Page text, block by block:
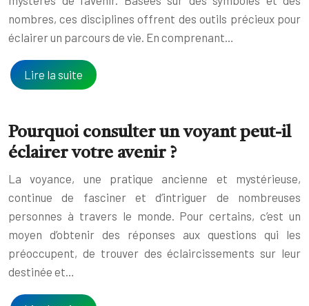
nombres, ces disciplines offrent des outils précieux pour
éclairer un parcours de vie. En comprenant…
Lire la suite
Pourquoi consulter un voyant peut-il
éclairer votre avenir ?
La voyance, une pratique ancienne et mystérieuse,
continue de fasciner et d’intriguer de nombreuses
personnes à travers le monde. Pour certains, c’est un
moyen d’obtenir des réponses aux questions qui les
préoccupent, de trouver des éclaircissements sur leur
destinée et…